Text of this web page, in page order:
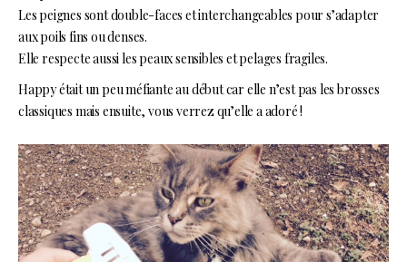
Les peignes sont double-faces et interchangeables pour s’adapter
aux poils fins ou denses.
Elle respecte aussi les peaux sensibles et pelages fragiles.
Happy était un peu méfiante au début car elle n’est pas les brosses
classiques mais ensuite, vous verrez qu’elle a adoré !